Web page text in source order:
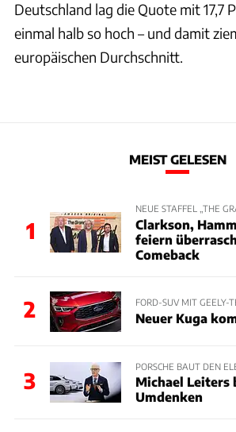
Deutschland lag die Quote mit 17,7
einmal halb so hoch – und damit
europäischen Durchschnitt.
MEIST GELESEN
1
NEUE STAFFEL „THE
Clarkson,
feiern
Comeback
2 FORD-SUV MIT GEELY-
Neuer Kuga
3
PORSCHE BAUT DEN
Michael Leiters
Umdenken